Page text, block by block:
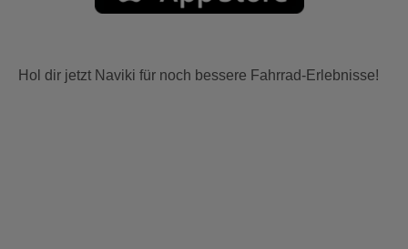
Hol dir jetzt Naviki für noch bessere Fahrrad-Erlebnisse!